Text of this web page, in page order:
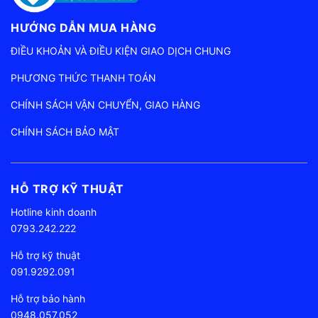
HƯỚNG DẪN MUA HÀNG
ĐIỀU KHOẢN VÀ ĐIỀU KIỆN GIAO DỊCH CHUNG
PHƯƠNG THỨC THANH TOÁN
CHÍNH SÁCH VẬN CHUYỂN, GIAO HÀNG
CHÍNH SÁCH BẢO MẬT
HỖ TRỢ KỸ THUẬT
Hotline kinh doanh
0793.242.222
Hỗ trợ kỹ thuật
091.9292.091
Hỗ trợ bảo hành
0948.057.052